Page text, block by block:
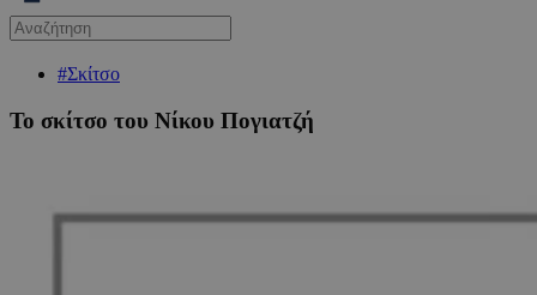
#Σκίτσο
Το σκίτσο του Νίκου Πογιατζή